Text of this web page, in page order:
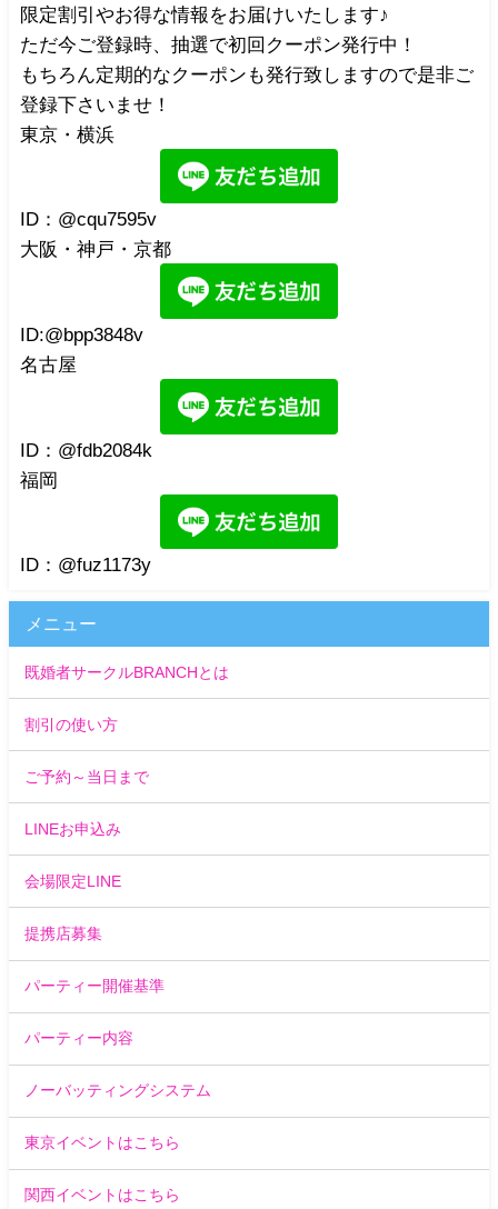
限定割引やお得な情報をお届けいたします♪
ただ今ご登録時、抽選で初回クーポン発行中！
もちろん定期的なクーポンも発行致しますので是非ご
登録下さいませ！
東京・横浜
ID：@cqu7595v
大阪・神戸・京都
ID:@bpp3848v
名古屋
ID：@fdb2084k
福岡
ID：@fuz1173y
メニュー
既婚者サークルBRANCHとは
割引の使い方
ご予約～当日まで
LINEお申込み
会場限定LINE
提携店募集
パーティー開催基準
パーティー内容
ノーバッティングシステム
東京イベントはこちら
関西イベントはこちら